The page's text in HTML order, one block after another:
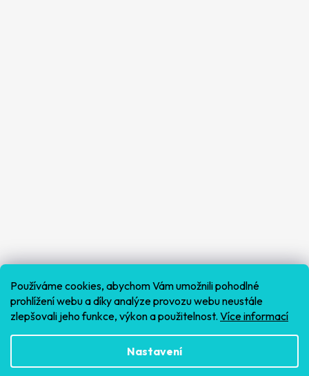
Používáme cookies, abychom Vám umožnili pohodlné
prohlížení webu a díky analýze provozu webu neustále
zlepšovali jeho funkce, výkon a použitelnost. Více informací
Nastavení
Sledovat na Instagramu